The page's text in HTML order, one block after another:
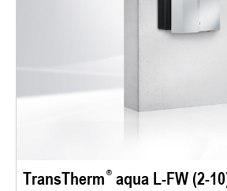
TransTherm aqua L-FW (2-